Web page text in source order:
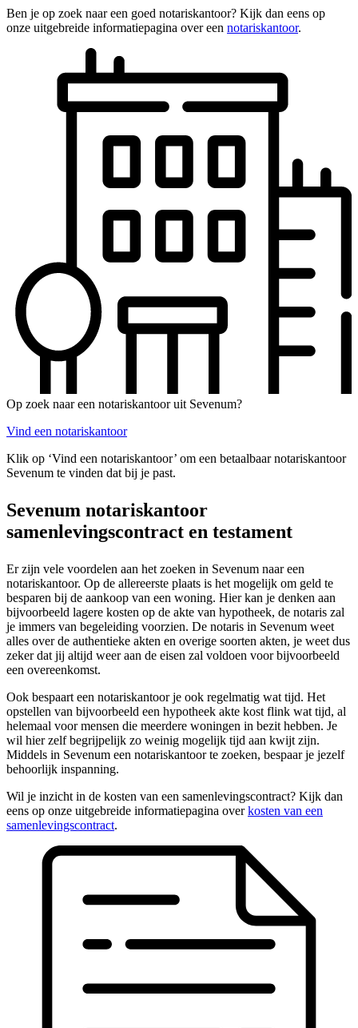
Ben je op zoek naar een goed notariskantoor? Kijk dan eens op
onze uitgebreide informatiepagina over een notariskantoor.
Op zoek naar een notariskantoor uit Sevenum?
Vind een notariskantoor
Klik op ‘Vind een notariskantoor’ om een betaalbaar notariskantoor
Sevenum te vinden dat bij je past.
Sevenum notariskantoor
samenlevingscontract en testament
Er zijn vele voordelen aan het zoeken in Sevenum naar een
notariskantoor. Op de allereerste plaats is het mogelijk om geld te
besparen bij de aankoop van een woning. Hier kan je denken aan
bijvoorbeeld lagere kosten op de akte van hypotheek, de notaris zal
je immers van begeleiding voorzien. De notaris in Sevenum weet
alles over de authentieke akten en overige soorten akten, je weet dus
zeker dat jij altijd weer aan de eisen zal voldoen voor bijvoorbeeld
een overeenkomst.
Ook bespaart een notariskantoor je ook regelmatig wat tijd. Het
opstellen van bijvoorbeeld een hypotheek akte kost flink wat tijd, al
helemaal voor mensen die meerdere woningen in bezit hebben. Je
wil hier zelf begrijpelijk zo weinig mogelijk tijd aan kwijt zijn.
Middels in Sevenum een notariskantoor te zoeken, bespaar je jezelf
behoorlijk inspanning.
Wil je inzicht in de kosten van een samenlevingscontract? Kijk dan
eens op onze uitgebreide informatiepagina overkosten van een
samenlevingscontract.